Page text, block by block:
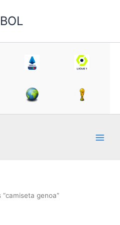
genoa”